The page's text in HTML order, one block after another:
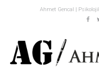
Ahmet Gencal |